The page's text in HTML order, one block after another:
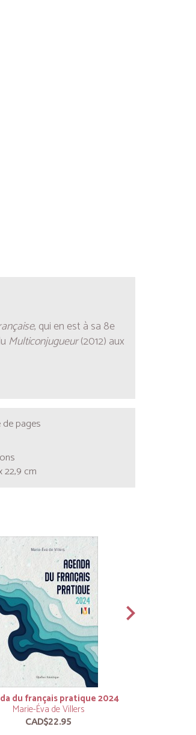
, qui en est à sa 8e
Multiconjugueur(2012) aux
pages
22,9 cm
du français pratique 2024
Marie-Éva de Villers
CAD$22.95